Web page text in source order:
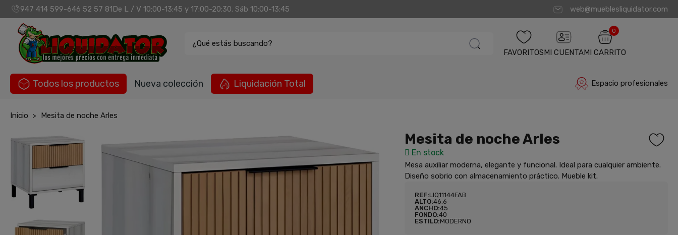
947 414 599-646 52 57 81De L / V 10:00-13:45 y 17:00-20:30. Sáb 10:00-13:45 web@mueblesliquidator.com
¿Qué estás buscando?
FAVORITOSMI CUENTA
0
MI CARRITO
Todos los productos Nueva colección Liquidación Total Espacio profesionales
Inicio Mesita de noche Arles
Mesita de noche Arles
En stock
Mesa auxiliar moderna, elegante y funcional. Ideal para cualquier ambiente.
Diseño sobrio con almacenamiento práctico. Mueble kit.
REF:LIQ11144FAB
ALTO:46.6
ANCHO:45
FONDO:40
ESTILO:MODERNO